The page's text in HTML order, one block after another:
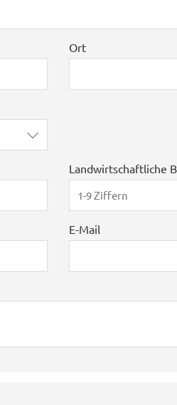
Ort
Landwirtschaftliche
E-Mail